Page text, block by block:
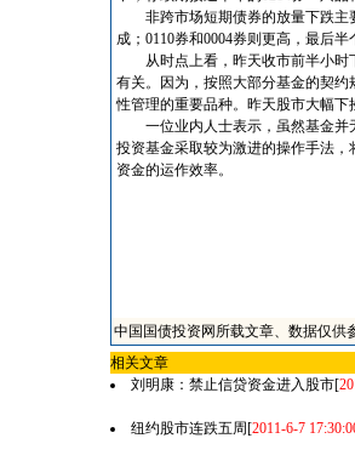
非跨市场短期债券的放量下跌主要
成；0110券和0004券则更高，最后
从时点上看，昨天收市前半小时
有关。因为，按照大部分基金的契
性管理的重要品种。昨天股市大幅
一位业内人士表示，虽然基金并无
投资基金采取较为激进的操作手法
资金的运作效率。
中国国债投资网所载文章、数据仅供
相关文章
刘明康：禁止信贷资金进入股市[
纽约股市连跌五周 [2011-6-7